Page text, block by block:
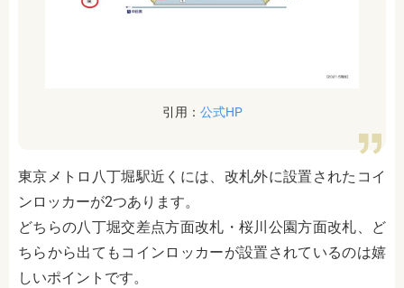
引用： 公式HP
東京メトロ八丁堀駅近くには、改札外に設置されたコイ
ンロッカーが2つあります。
どちらの八丁堀交差点方面改札・桜川公園方面改札、ど
ちらから出てもコインロッカーが設置されているのは嬉
しいポイントです。